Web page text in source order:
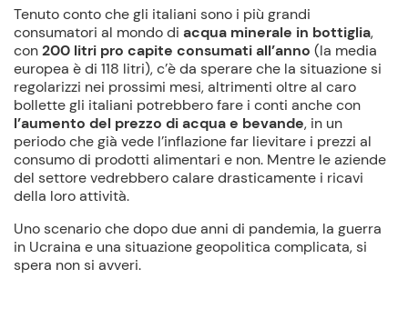
Tenuto conto che gli italiani sono i più grandi
consumatori al mondo di acqua minerale in bottiglia,
con200 litri pro capite consumati all’anno (la media
europea è di 118 litri), c’è da sperare che la situazione si
regolarizzi nei prossimi mesi, altrimenti oltre al caro
bollette gli italiani potrebbero fare i conti anche con
l’aumento del prezzo di acqua e bevande, in un
periodo che già vede l’inflazione far lievitare i prezzi al
consumo di prodotti alimentari e non. Mentre le aziende
del settore vedrebbero calare drasticamente i ricavi
della loro attività.
Uno scenario che dopo due anni di pandemia, la guerra
in Ucraina e una situazione geopolitica complicata, si
spera non si avveri.